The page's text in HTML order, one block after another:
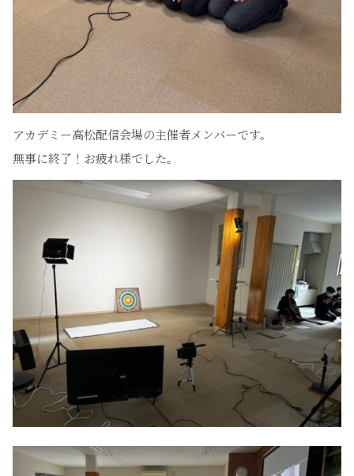
アカデミー高松配信会場の主催者メンバーです。
無事に終了！お疲れ様でした。